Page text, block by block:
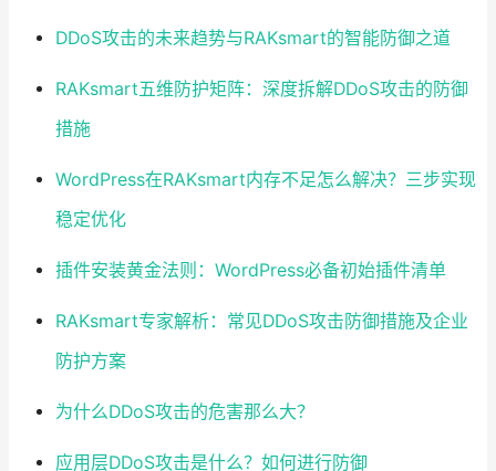
DDoS攻击的未来趋势与RAKsmart的智能防御之道
RAKsmart五维防护矩阵：深度拆解DDoS攻击的防御
措施
WordPress在RAKsmart内存不足怎么解决？三步实现
稳定优化
插件安装黄金法则：WordPress必备初始插件清单
RAKsmart专家解析：常见DDoS攻击防御措施及企业
防护方案
为什么DDoS攻击的危害那么大？
应用层DDoS攻击是什么？如何进行防御